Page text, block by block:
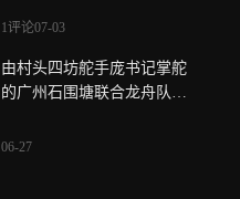
前市场监管部门仍在调查中
1评论07-03
由村头四坊舵手庞书记掌舵
的广州石围塘联合龙舟队扒
6月21日村头四坊创下的历史
06-27